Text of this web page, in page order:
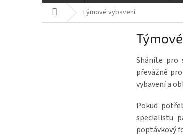
Domů Týmové vybavení
Sháníte pro
převážně
vybavení a
Pokud
specialistu
poptávkový